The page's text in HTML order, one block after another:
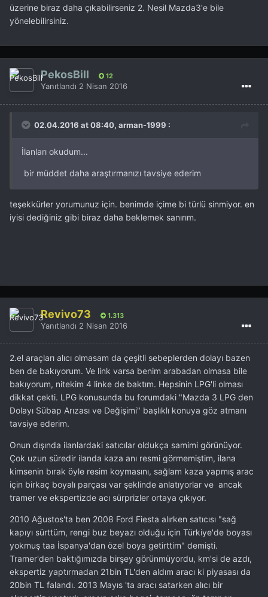
üzerine biraz daha çıkabilirseniz 2. Nesil Mazda3'e bile
yönelebilirsiniz.
PekosBill 12
Yanıtlandı 2 Nisan 2016
02.04.2016 at 08:40, arman-1999 :
İlanları okudum...
bir müddet daha araştırmanızı tavsiye ederim
teşekkürler yorumunuz için. benimde içime bi türlü sinmiyor. en
iyisi dediğiniz gibi biraz daha beklemek sanırım.
Revivo73 1.313
Yanıtlandı 2 Nisan 2016
2.el araçları alıcı olmasam da çeşitli sebeplerden dolayı bazen
ben de bakıyorum. Ve link varsa benim arabadan olmasa bile
bakıyorum, nitekim 4 linke de baktım. Hepsinin LPG'li olması
dikkat çekti. LPG konusunda bu forumdaki "Mazda 3 LPG den
Dolayı Sübap Arızası ve Değişimi" başlıklı konuya göz atmanı
tavsiye ederim.
Onun dışında ilanlardaki satıcılar oldukça samimi görünüyor.
Çok uzun süredir ilanda kaza anı resmi görmemiştim, ilana
kimsenin bırak öyle resim koymasını, sağlam kaza yapmış arac
için birkaç boyalı parçası var şeklinde anlatıyorlar ve ancak
tramer ve ekspertizde acı sürprizler ortaya çıkıyor.
2010 Ağustos'ta ben 2008 Ford Fiesta alırken satıcısı "sağ
kapıyı sürttüm, rengi buz beyazı olduğu için Türkiye'de boyası
yokmuş taa İspanya'dan özel boya getirttim" demişti.
Tramer'den baktığımızda birşey görünmüyordu, km'si de azdı,
ekspertiz yaptırmadan 21bin TL'den aldım aracı ki piyasası da
20bin TL falandı. 2013 Mayıs 'ta aracı satarken alıcı bir